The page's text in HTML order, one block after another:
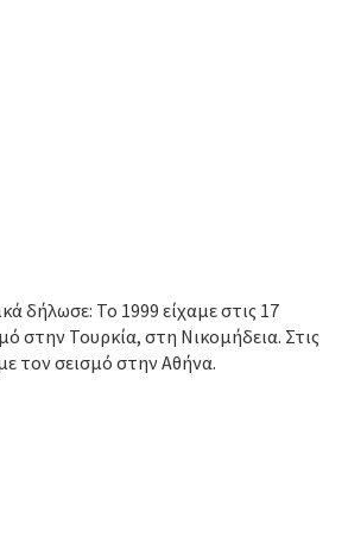
δήλωσε: Το 1999 είχαμε στις 17
στην Τουρκία, στη Νικομήδεια. Στις
τον σεισμό στην Αθήνα.